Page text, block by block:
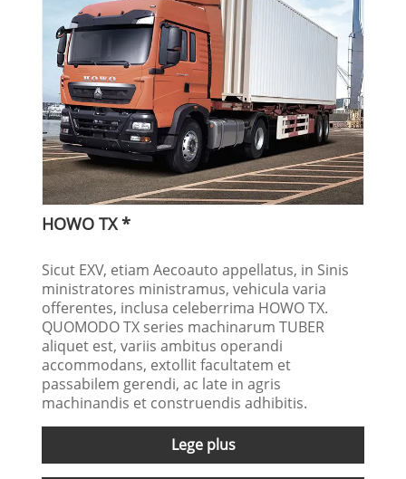
HOWO TX *
Sicut EXV, etiam Aecoauto appellatus, in Sinis
ministratores ministramus, vehicula varia
offerentes, inclusa celeberrima HOWO TX.
QUOMODO TX series machinarum TUBER
aliquet est, variis ambitus operandi
accommodans, extollit facultatem et
passabilem gerendi, ac late in agris
machinandis et construendis adhibitis.
Lege plus